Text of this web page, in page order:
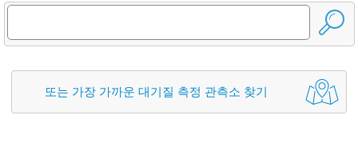
또는 가장 가까운 대기질 측정 관측소 찾기